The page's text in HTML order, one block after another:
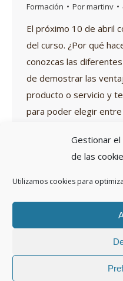
Gestionar
de las
Utilizamos cookies para
Formación Pormartinv
El próximo 10 de abril
del curso. ¿Por qué
conozcas las
de demostrar las
producto o servicio y
para poder elegir
← 1 … 25
Copyright ©2017 | Abaleo